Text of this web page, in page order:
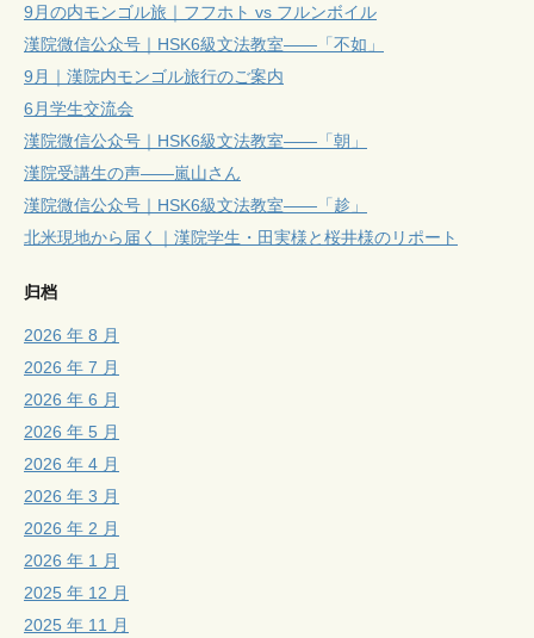
9月の内モンゴル旅｜フフホト vs フルンボイル
漢院微信公众号｜HSK6級文法教室——「不如」
9月｜漢院内モンゴル旅行のご案内
6月学生交流会
漢院微信公众号｜HSK6級文法教室——「朝」
漢院受講生の声——嵐山さん
漢院微信公众号｜HSK6級文法教室——「趁」
北米現地から届く｜漢院学生・田実様と桜井様のリポート
归档
2026 年 8 月
2026 年 7 月
2026 年 6 月
2026 年 5 月
2026 年 4 月
2026 年 3 月
2026 年 2 月
2026 年 1 月
2025 年 12 月
2025 年 11 月